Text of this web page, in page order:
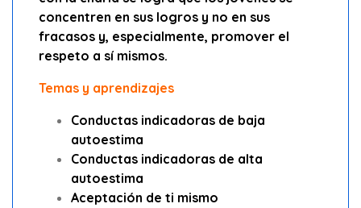
concentren en sus logros y no en sus
fracasos y, especialmente, promover el
respeto a sí mismos.
Temas y aprendizajes
Conductas indicadoras de baja
autoestima
Conductas indicadoras de alta
autoestima
Aceptación de ti mismo